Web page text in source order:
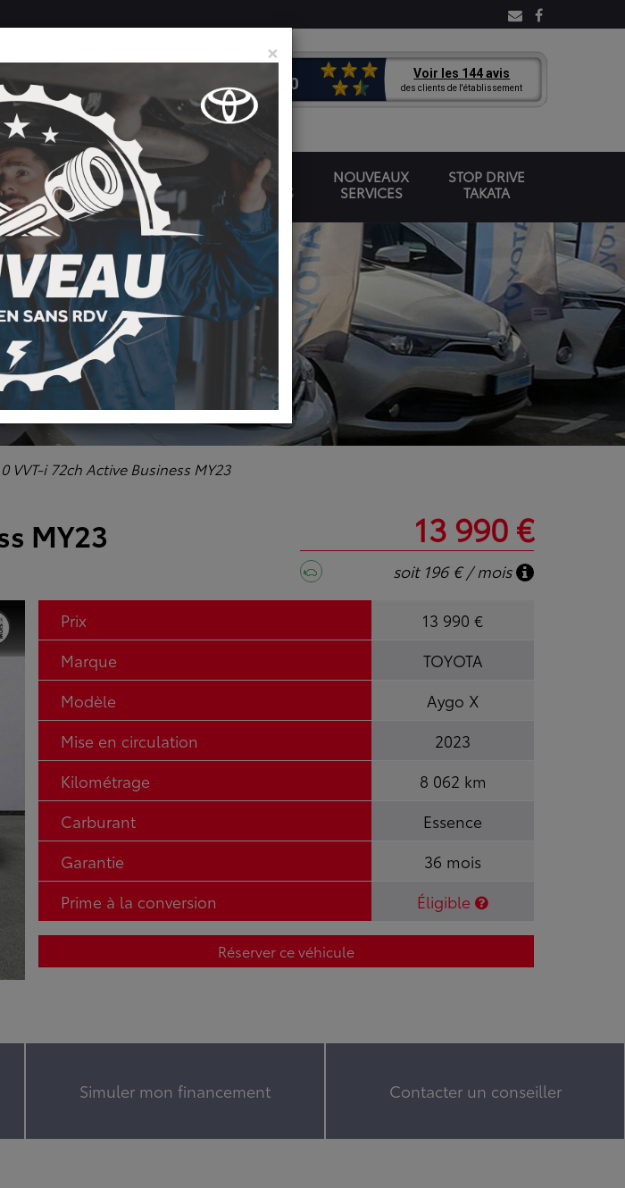
SERVICE
APRÈS-VENTE
PIÈCES AUTOMOBILES
ACCESSOIRES VÉHICULES
NOUVEAUX
SERVICES
STOP DRIVE
TAKATA
VVT-i 72ch Active Business MY23
MY23 13 990 €
soit 196 € / mois
Prix
13 990 €
Marque
TOYOTA
Modèle
Aygo X
Mise en circulation
2023
Kilométrage
8 062 km
Carburant
Essence
Garantie
36 mois
Prime à la conversion
Éligible
Réserver ce véhicule
Simuler mon financement Contacter un conseiller
×